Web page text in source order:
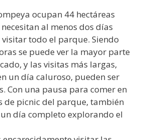
ocupan 44 hectáreas
al menos dos días
todo el parque. Siendo
se puede ver la mayor parte
y las visitas más largas,
un día caluroso, pueden ser
Con una pausa para comer en
de picnic del parque, también
día completo explorando el